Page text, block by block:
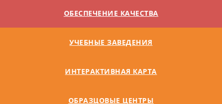
ОБЕСПЕЧЕНИЕ КАЧЕСТВА
УЧЕБНЫЕ ЗАВЕДЕНИЯ
ИНТЕРАКТИВНАЯ КАРТА
ОБРАЗЦОВЫЕ ЦЕНТРЫ